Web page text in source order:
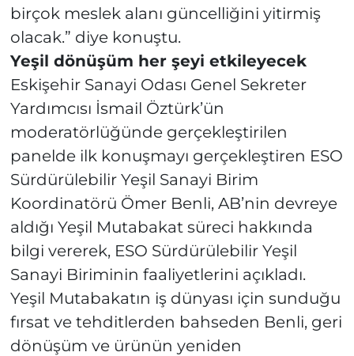
birçok meslek alanı güncelliğini yitirmiş
olacak.” diye konuştu.
Yeşil dönüşüm her şeyi etkileyecek
Eskişehir Sanayi Odası Genel Sekreter
Yardımcısı İsmail Öztürk’ün
moderatörlüğünde gerçekleştirilen
panelde ilk konuşmayı gerçekleştiren ESO
Sürdürülebilir Yeşil Sanayi Birim
Koordinatörü Ömer Benli, AB’nin devreye
aldığı Yeşil Mutabakat süreci hakkında
bilgi vererek, ESO Sürdürülebilir Yeşil
Sanayi Biriminin faaliyetlerini açıkladı.
Yeşil Mutabakatın iş dünyası için sunduğu
fırsat ve tehditlerden bahseden Benli, geri
dönüşüm ve ürünün yeniden